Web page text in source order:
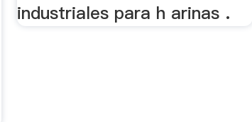
industriales para h arinas .